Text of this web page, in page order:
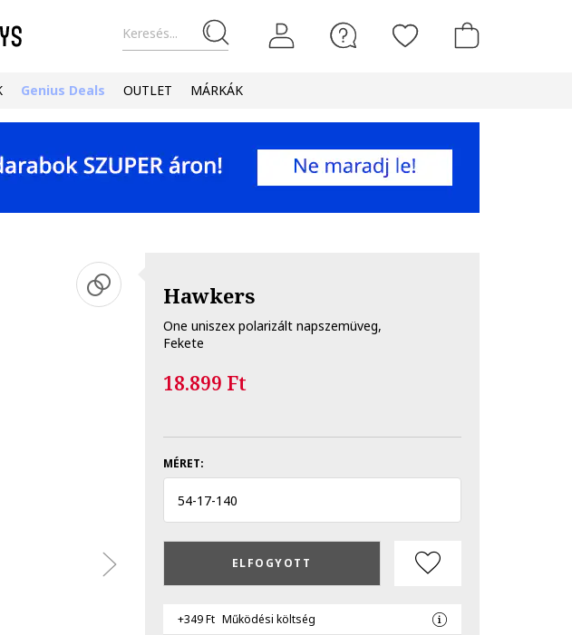
Keresés...
Genius Deals OUTLET MÁRKÁK
Hawkers
One uniszex polarizált napszemüveg,
Fekete
18.899 Ft
MÉRET:
54-17-140
ELFOGYOTT
+349 Ft Működési költség